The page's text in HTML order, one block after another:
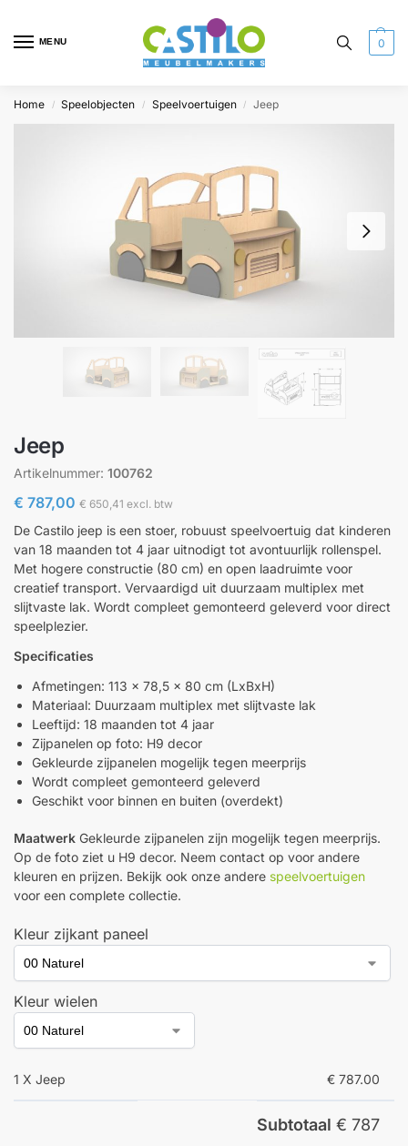
MENU 0
Home / Speelobjecten / Speelvoertuigen / Jeep
Jeep
Artikelnummer: 100762
€ 787,00 € 650,41 excl. btw
De Castilo jeep is een stoer, robuust speelvoertuig dat kinderen
van 18 maanden tot 4 jaar uitnodigt tot avontuurlijk rollenspel.
Met hogere constructie (80 cm) en open laadruimte voor
creatief transport. Vervaardigd uit duurzaam multiplex met
slijtvaste lak. Wordt compleet gemonteerd geleverd voor direct
speelplezier.
Specificaties
Afmetingen: 113 x 78,5 x 80 cm (LxBxH)
Materiaal: Duurzaam multiplex met slijtvaste lak
Leeftijd: 18 maanden tot 4 jaar
Zijpanelen op foto: H9 decor
Gekleurde zijpanelen mogelijk tegen meerprijs
Wordt compleet gemonteerd geleverd
Geschikt voor binnen en buiten (overdekt)
Maatwerk Gekleurde zijpanelen zijn mogelijk tegen meerprijs.
Op de foto ziet u H9 decor. Neem contact op voor andere
kleuren en prijzen. Bekijk ook onze andere speelvoertuigen
voor een complete collectie.
Kleur zijkant paneel
Kleur wielen
1 X Jeep € 787.00
Subtotaal € 787